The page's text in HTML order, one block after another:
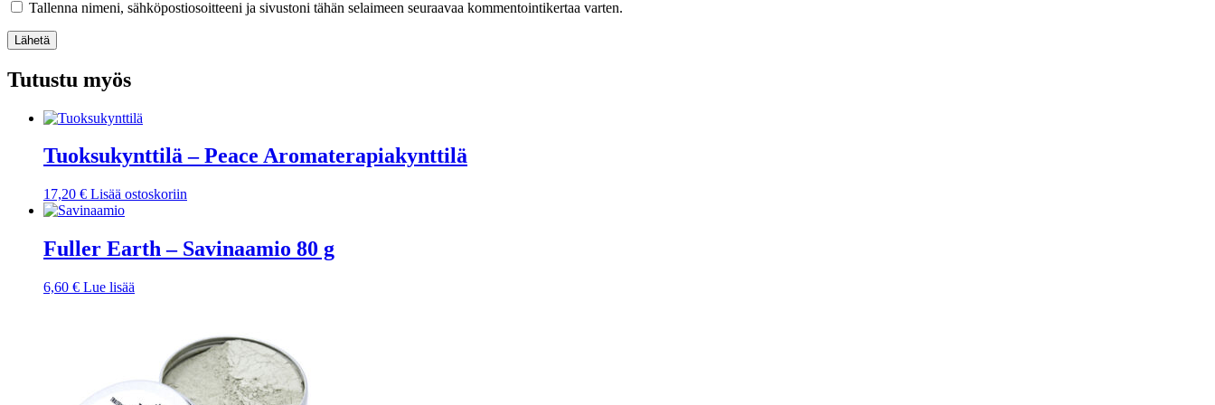
Tallenna nimeni, sähköpostiosoitteeni ja sivustoni tähän selaimeen seuraavaa kommentointikertaa varten.
Lähetä
Tutustu myös
Tuoksukynttilä – Peace Aromaterapiakynttilä
17,20 € Lisää ostoskoriin
Fuller Earth – Savinaamio 80 g
6,60 € Lue lisää